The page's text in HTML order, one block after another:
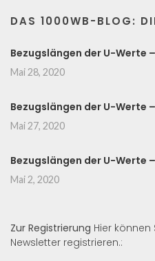
DAS 1000WB-BLOG:
Bezugslängen der U-Werte
Mai 28, 2020
Bezugslängen der U-Werte
Mai 27, 2020
Bezugslängen der U-Werte
Mai 2, 2020
Zur Registrierung Hier können
Newsletter registrieren.: